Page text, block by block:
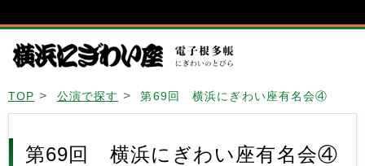
TOP 公演で探す 第69回 横浜にぎわい座有名会④
第69回 横浜にぎわい座有名会④